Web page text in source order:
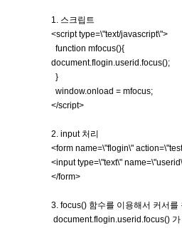
1. 스크립트
<script type=\"text/javascript\">
function mfocus(){
document.flogin.userid.focus();
}
window.onload = mfocus;
</script>
2. input 처리
<form name=\"flogin\"
<input type=\"text\"
</form>
3. focus() 함수를 이용해서 커서를
document.flogin.userid.focus()